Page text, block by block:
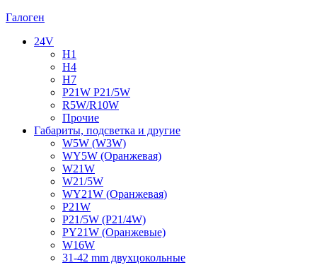
Галоген
24V
H1
H4
H7
P21W P21/5W
R5W/R10W
Прочие
Габариты, подсветка и другие
W5W (W3W)
WY5W (Оранжевая)
W21W
W21/5W
WY21W (Оранжевая)
P21W
P21/5W (P21/4W)
PY21W (Оранжевые)
W16W
31-42 mm двухцокольные